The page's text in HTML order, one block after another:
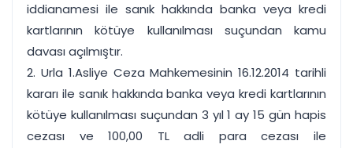
iddianamesi ile sanık hakkında banka veya kredi
kartlarının kötüye kullanılması suçundan kamu
davası açılmıştır.
2. Urla 1.Asliye Ceza Mahkemesinin 16.12.2014 tarihli
kararı ile sanık hakkında banka veya kredi kartlarının
kötüye kullanılması suçundan 3 yıl 1 ay 15 gün hapis
cezası ve 100,00 TL adli para cezası ile